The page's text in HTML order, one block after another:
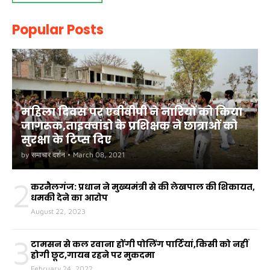
Popular Posts
महिला दिवस पर एबीवीपी ने नारियों को किया
जागरूक,ताइक्वांडो के प्रशिक्षक ने छात्राओं को
सुरक्षा के टिप्स दिए
by समाचार दर्शन • March 08, 2021
2 करनैलगंज: प्रधान ने मुख्यमंत्री से की लेखपाल की शिकायत,
धमकी देने का आरोप
August 22, 2023
3 टामसन से कल रवाना होंगी पोलिंग पार्टियां,किसी को नहीं
होगी छूट,गायब रहने पर मुकदमा
February 24, 2022